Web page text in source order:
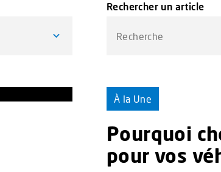
Rechercher un article
À la Une
Pourquoi
pour vos